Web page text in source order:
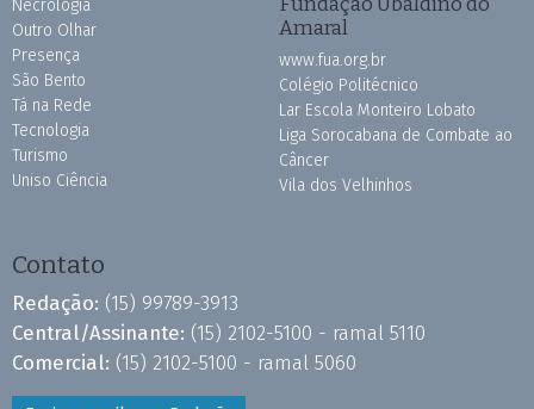
Necrologia
Outro Olhar
Presença
São Bento
Tá na Rede
Tecnologia
Turismo
Uniso Ciência
Amaral
www.fua.org.br
Colégio Politécnico
Lar Escola Monteiro Lobato
Liga Sorocabana de Combate ao
Câncer
Vila dos Velhinhos
Contato
Redação: (15) 99789-3913
Central/Assinante: (15) 2102-5100 - ramal 5110
Comercial: (15) 2102-5100 - ramal 5060